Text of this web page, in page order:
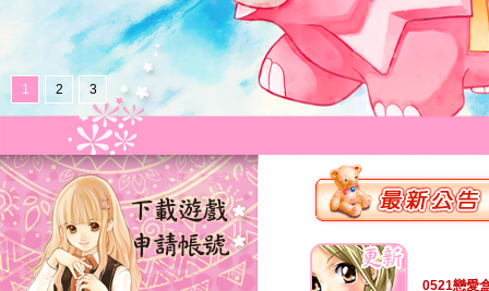
1 2 3
0521戀愛